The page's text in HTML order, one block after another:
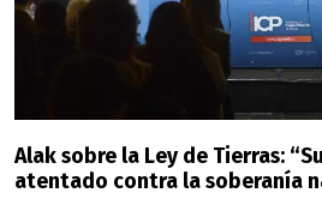
Alak sobre la Ley de Tierras:
atentado contra la soberanía